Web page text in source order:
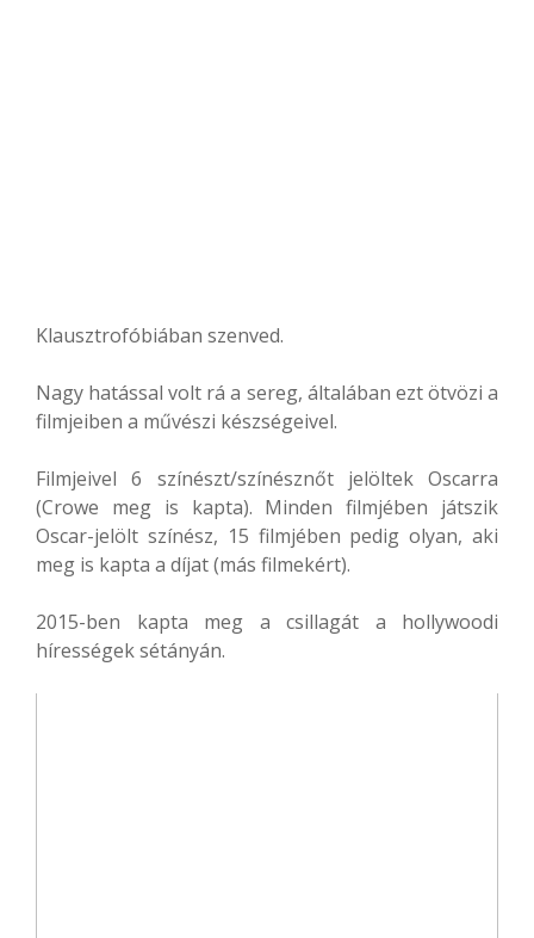
Klausztrofóbiában szenved.
Nagy hatással volt rá a sereg, általában ezt ötvözi a
filmjeiben a művészi készségeivel.
Filmjeivel 6 színészt/színésznőt jelöltek Oscarra
(Crowe meg is kapta). Minden filmjében játszik
Oscar-jelölt színész, 15 filmjében pedig olyan, aki
meg is kapta a díjat (más filmekért).
2015-ben kapta meg a csillagát a hollywoodi
hírességek sétányán.